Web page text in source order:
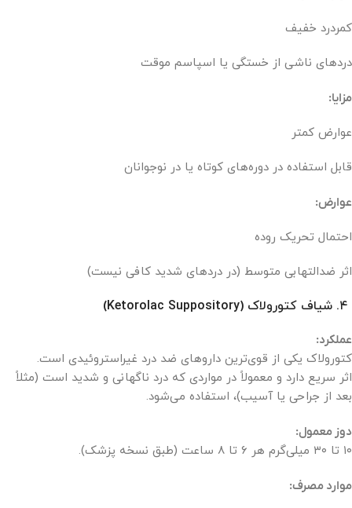
کمردرد خفیف
دردهای ناشی از خستگی یا اسپاسم موقت
مزایا:
عوارض کمتر
قابل استفاده در دوره‌های کوتاه یا در نوجوانان
عوارض:
احتمال تحریک روده
اثر ضدالتهابی متوسط (در دردهای شدید کافی نیست)
عملکرد:
کتورولاک یکی از قوی‌ترین داروهای ضد درد غیراستروئیدی است.
اثر سریع دارد و معمولاً در مواردی که درد ناگهانی و شدید است (مثلاً
بعد از جراحی یا آسیب)، استفاده می‌شود.
دوز معمول:
۱۰ تا ۳۰ میلی‌گرم هر ۶ تا ۸ ساعت (طبق نسخه پزشک).
موارد مصرف: